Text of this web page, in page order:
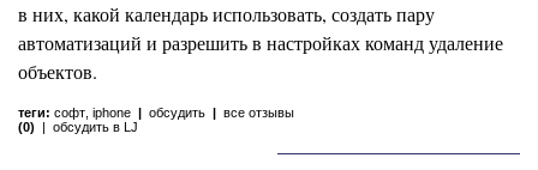
в них, какой календарь использовать, создать пару
автоматизаций и разрешить в настройках команд удаление
объектов.
теги: софт iphone | обсудить | все отзывы
(0) | обсудить в LJ